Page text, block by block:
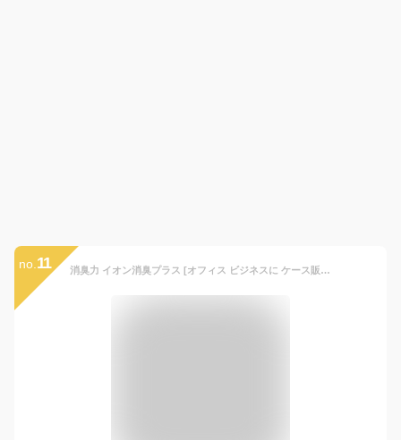
no. 11 消臭力 イオン消臭プラス [オフィス ビジネスに ケース販売] 消臭ビーズ 部屋 トイレ用 置き型 無香料 特大 本体 1.5kg×6個 クリアビーズ 部屋用 玄関 リビング キッチン トイレ消臭剤 消臭 芳香剤